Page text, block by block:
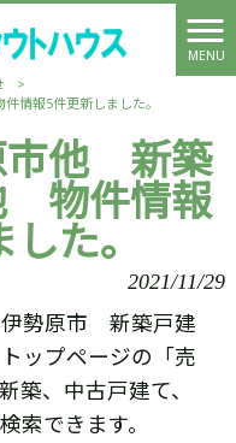
MENU
>
報5件更新しました。
他 新築
物件情報
た。
2021/11/29
勢原市 新築戸建
ップページの「売
築、中古戸建て、
索できます。